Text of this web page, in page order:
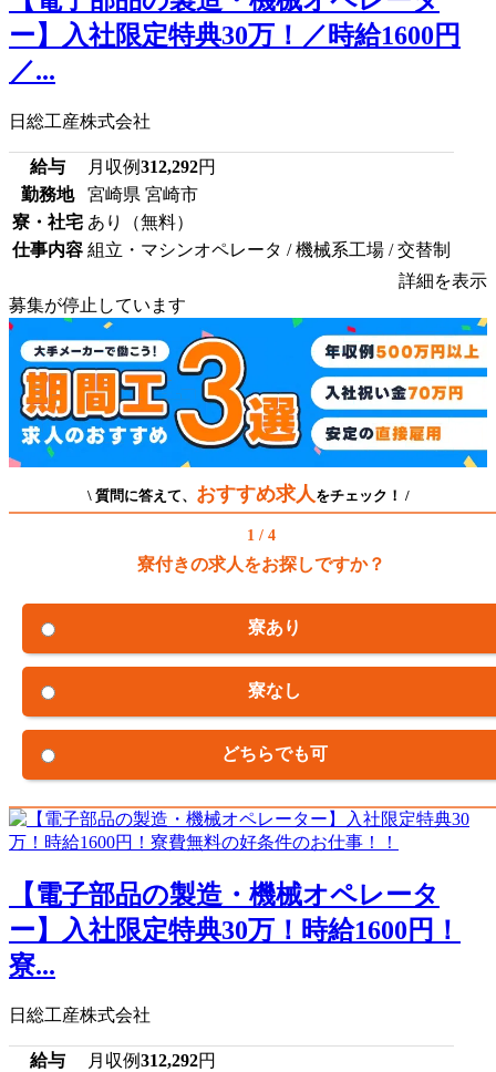
ー】入社限定特典30万！／時給1600円
／...
日総工産株式会社
給与 月収例312,292円
勤務地
宮崎県 宮崎市
寮・社宅 あり（無料）
仕事内容 組立・マシンオペレータ / 機械系工場 / 交替制
詳細を表示
募集が停止しています
\ 質問に答えて、 おすすめ求人 をチェック！ /
1 / 4
寮付きの求人をお探しですか？
寮あり
寮なし
どちらでも可
【電子部品の製造・機械オペレータ
ー】入社限定特典30万！時給1600円！
寮...
日総工産株式会社
給与 月収例312,292円